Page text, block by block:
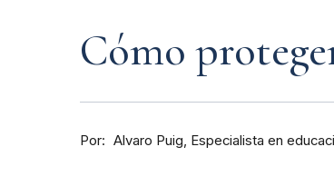
Cómo
Por Alvaro Puig Especialista en